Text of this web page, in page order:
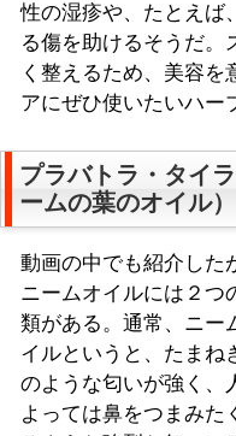
性の湿疹や、たとえば
る傷を助けるそうだ。
く整えるため、美容を
アにぜひ使いたいハー
プラバトラ・タイ
ームの葉のオイル）
動画の中でも紹介した
ニームオイルには２つ
類がある。通常、ニー
イルというと、たまね
のような匂いが強く、
よっては鼻をつまみた